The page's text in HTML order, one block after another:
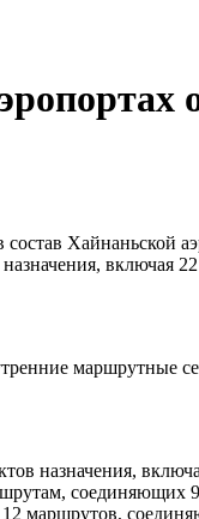
Хайнаньской
включая
маршрутные
назначения,
соединяющих
маршрутов,